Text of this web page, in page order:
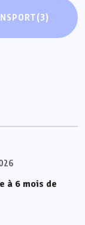
(3)
à 6 mois de